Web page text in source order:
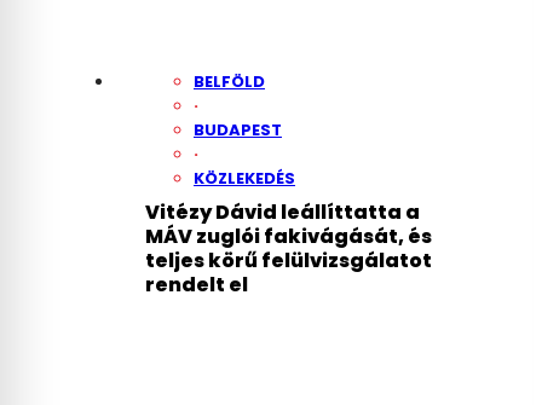
BELFÖLD
·
BUDAPEST
·
KÖZLEKEDÉS
Vitézy Dávid leállíttatta a
MÁV zuglói fakivágását, és
teljes körű felülvizsgálatot
rendelt el